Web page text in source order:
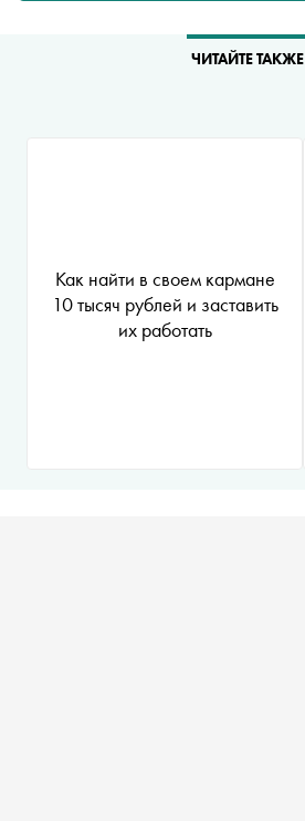
ЧИТАЙТЕ ТАКЖЕ
Как найти в своем кармане
10 тысяч рублей и заставить
их работать